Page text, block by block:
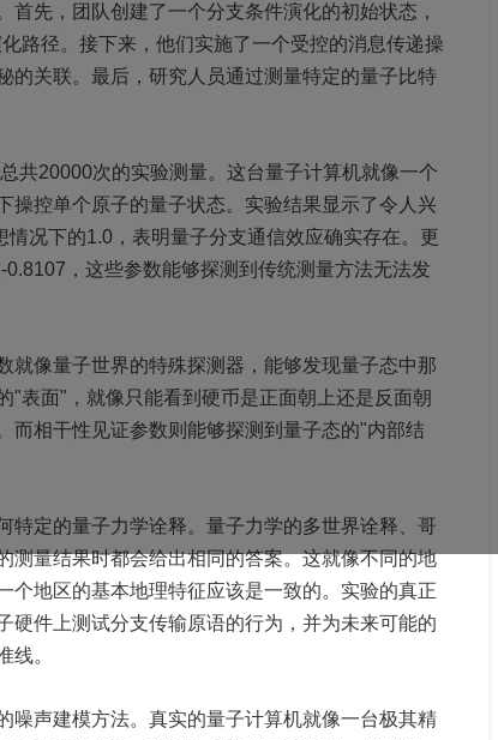
先，团队创建了一个分支条件演化的初始状态，
路径。接下来，他们实施了一个受控的消息传递操
的关联。最后，研究人员通过测量特定的量子比特
共20000次的实验测量。这台量子计算机就像一个
操控单个原子的量子状态。实验结果显示了令人兴
况下的1.0，表明量子分支通信效应确实存在。更
，这些参数能够探测到传统测量方法无法发
就像量子世界的特殊探测器，能够发现量子态中那
"表面"，就像只能看到硬币是正面朝上还是反面朝
而相干性见证参数则能够探测到量子态的"内部结
特定的量子力学诠释。量子力学的多世界诠释、哥
测量结果时都会给出相同的答案。这就像不同的地
个地区的基本地理特征应该是一致的。实验的真正
硬件上测试分支传输原语的行为，并为未来可能的
线。
噪声建模方法。真实的量子计算机就像一台极其精